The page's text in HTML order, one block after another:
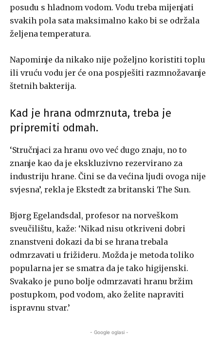
posudu s hladnom vodom. Vodu treba mijenjati
svakih pola sata maksimalno kako bi se održala
željena temperatura.
Napominje da nikako nije poželjno koristiti toplu
ili vruću vodu jer će ona pospješiti razmnožavanje
štetnih bakterija.
Kad je hrana odmrznuta, treba je
pripremiti odmah.
‘Stručnjaci za hranu ovo već dugo znaju, no to
znanje kao da je ekskluzivno rezervirano za
industriju hrane. Čini se da većina ljudi ovoga nije
svjesna’, rekla je Ekstedt za britanski The Sun.
Bjørg Egelandsdal, profesor na norveškom
sveučilištu, kaže: ‘Nikad nisu otkriveni dobri
znanstveni dokazi da bi se hrana trebala
odmrzavati u frižideru. Možda je metoda toliko
popularna jer se smatra da je tako higijenski.
Svakako je puno bolje odmrzavati hranu bržim
postupkom, pod vodom, ako želite napraviti
ispravnu stvar.’
- Google oglasi -